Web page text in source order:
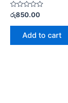
Rated
0
out
රු850.00
Add to cart